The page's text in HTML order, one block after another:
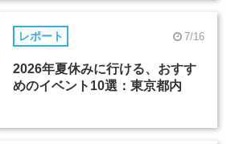
レポート 7/16
2026年夏休みに行ける、おすす
めのイベント10選：東京都内